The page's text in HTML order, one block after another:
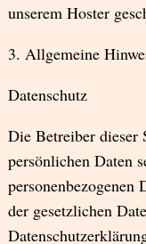
unserem Hoster
3. Allgemeine
Datenschutz
Die Betreiber dieser
persönlichen Daten
personenbezogenen
der gesetzlichen